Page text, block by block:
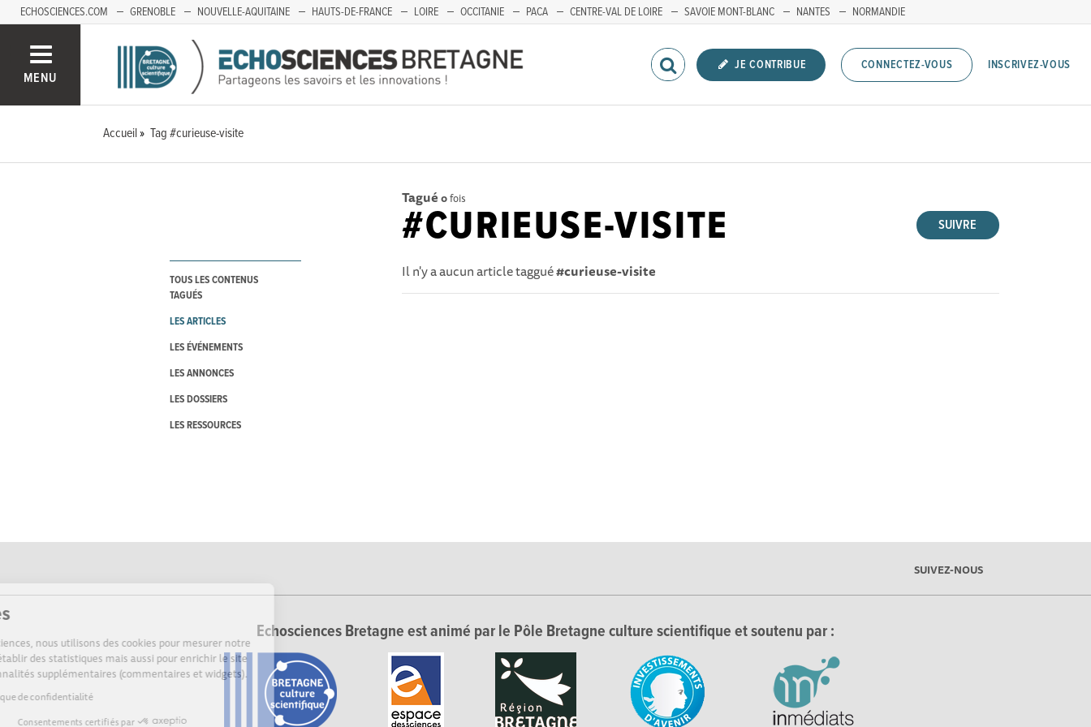
Sur Echosciences, nous utilisons des cookies pour mesurer notre
audience, établir des statistiques mais aussi pour enrichir le site
de fonctionnalités supplémentaires (commentaires et widgets).
Lire la politique de confidentialité
Consentements certifiés par
ECHOSCIENCES.COM GRENOBLE NOUVELLE-AQUITAINE HAUTS-DE-FRANCE LOIRE OCCITANIE PACA CENTRE-VAL DE LOIRE SAVOIE MONT-BLANC NANTES NORMANDIE
MENU
JE CONTRIBUE CONNECTEZ-VOUS INSCRIVEZ-VOUS
Accueil Tag #curieuse-visite
TOUS LES CONTENUS
TAGUÉS
LES ARTICLES
LES ÉVÉNEMENTS
LES ANNONCES
LES DOSSIERS
LES RESSOURCES
Tagué 0fois
SUIVRE
#CURIEUSE-VISITE
Il n'y a aucun article taggué#curieuse-visite
SUIVEZ-NOUS
Echosciences Bretagne est animé par le Pôle Bretagne culture scientifique et soutenu par :